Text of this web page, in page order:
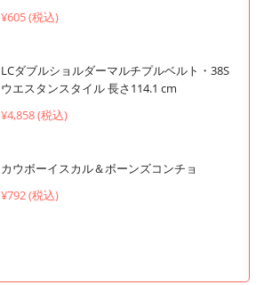
¥605 (税込)
LCダブルショルダーマルチプルベルト・38S
ウエスタンスタイル 長さ114.1 cm
¥4,858 (税込)
カウボーイスカル＆ボーンズコンチョ
¥792 (税込)